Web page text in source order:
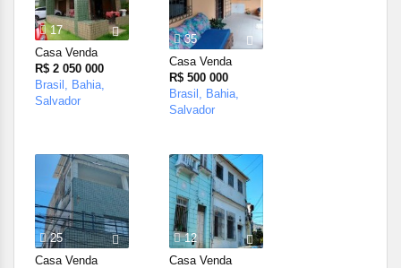
17
Casa Venda
R$ 2 050 000
Brasil, Bahia,
Salvador
35
Casa Venda
R$ 500 000
Brasil, Bahia,
Salvador
25
Casa Venda
12
Casa Venda